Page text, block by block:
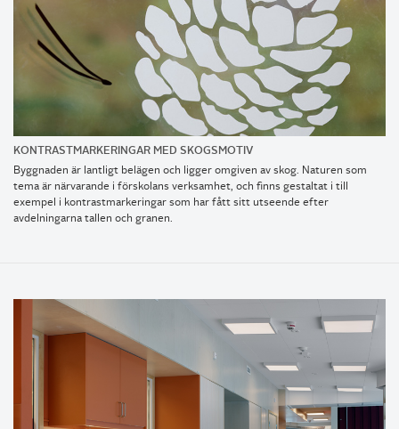
KONTRASTMARKERINGAR MED SKOGSMOTIV
Byggnaden är lantligt belägen och ligger omgiven av skog. Naturen som
tema är närvarande i förskolans verksamhet, och finns gestaltat i till
exempel i kontrastmarkeringar som har fått sitt utseende efter
avdelningarna tallen och granen.